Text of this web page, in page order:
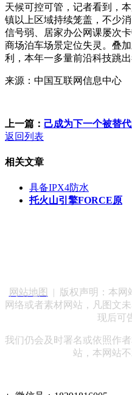
天候可控可管，记者看到，
镇以上区域持续笼盖，不少
信号弱、居家办公网课屡次
商场泊车场景定位失灵。叠
利，本年一多量前沿科技跳出
来源：中国互联网信息中心
上一篇： 己成为下一个被替
返回列表
相关文章
具备IPX4防水
托火山引擎FORCE原
网站地图
| 版权声明：本网
网络或者素材网站，凡图文
现后可
我们仍会及时署名或依照作
站，本网站